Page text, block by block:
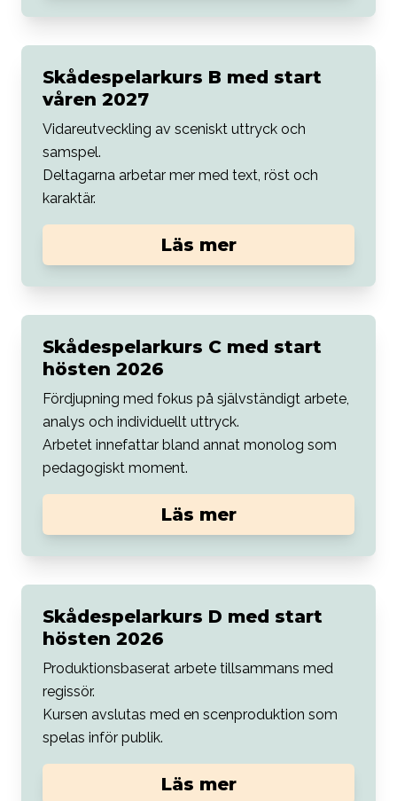
Skådespelarkurs B med start
våren 2027
Vidareutveckling av sceniskt uttryck och
samspel.
Deltagarna arbetar mer med text, röst och
karaktär.
Läs mer
Skådespelarkurs C med start
hösten 2026
Fördjupning med fokus på självständigt arbete,
analys och individuellt uttryck.
Arbetet innefattar bland annat monolog som
pedagogiskt moment.
Läs mer
Skådespelarkurs D med start
hösten 2026
Produktionsbaserat arbete tillsammans med
regissör.
Kursen avslutas med en scenproduktion som
spelas inför publik.
Läs mer